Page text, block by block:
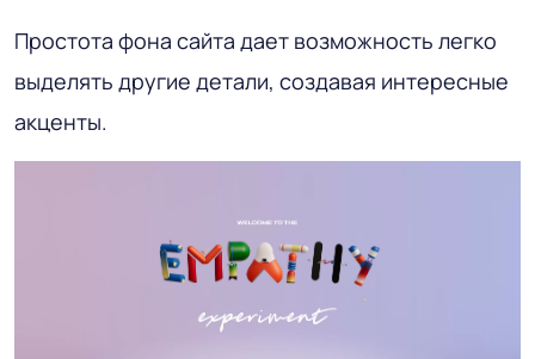
Простота фона сайта дает возможность легко
выделять другие детали, создавая интересные
акценты.